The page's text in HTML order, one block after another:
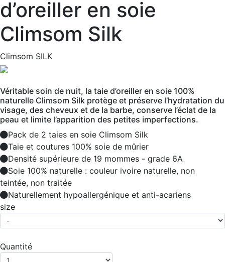
d’oreiller en soie
Climsom Silk
Climsom SILK
Véritable soin de nuit, la taie d’oreiller en soie 100%
naturelle Climsom Silk protège et préserve l’hydratation du
visage, des cheveux et de la barbe, conserve l’éclat de la
peau et limite l’apparition des petites imperfections.
Pack de 2 taies en soie Climsom Silk
Taie et coutures 100% soie de mûrier
Densité supérieure de 19 mommes - grade 6A
Soie 100% naturelle : couleur ivoire naturelle, non
teintée, non traitée
Naturellement hypoallergénique et anti-acariens
size
Quantité